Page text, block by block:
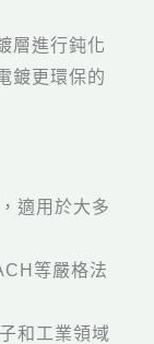
層進行鈍化
鍍更環保的
適用於大多
等嚴格法
和工業領域